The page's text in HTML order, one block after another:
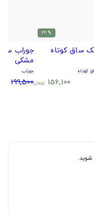
% 22
ساق کوتاه
کوتاه
156,100 تومان
جوراب
مشکی
جوراب
199,500
شوید.